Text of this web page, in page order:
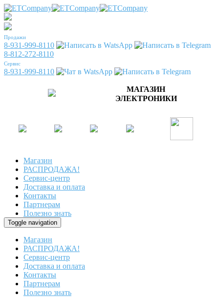
Продажи
8-931-999-8110
8-812-272-8110
Сервис
8-931-999-8110
МАГАЗИН
ЭЛЕКТРОНИКИ
Магазин
РАСПРОДАЖА!
Сервис-центр
Доставка и оплата
Контакты
Партнерам
Полезно знать
Toggle navigation
Магазин
РАСПРОДАЖА!
Сервис-центр
Доставка и оплата
Контакты
Партнерам
Полезно знать